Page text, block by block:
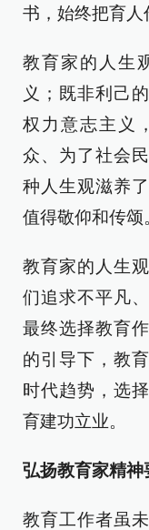
书，始终把育人
教育家的人生
义；既非利己
权力意志主义
众、为了社会
种人生观滋养
值得敬仰和传颂
教育家的人生
们追求不平凡
最终选择教育
的引导下，教
时代趋势，选
育建功立业。
弘扬教育家精
教育工作者虽